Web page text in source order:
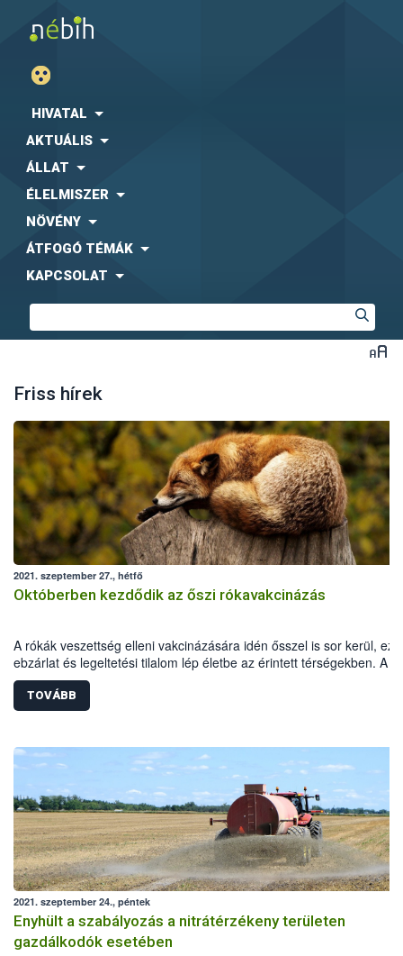
HIVATAL
AKTUÁLIS
ÁLLAT
ÉLELMISZER
NÖVÉNY
ÁTFOGÓ TÉMÁK
KAPCSOLAT
Friss hírek
2021. szeptember 27., hétfő
Októberben kezdődik az őszi rókavakcinázás
A rókák veszettség elleni vakcinázására idén ősszel is sor kerül,
ebzárlat és legeltetési tilalom lép életbe az érintett térségekben. A
repülőgépes vakcinázás 2021. október 2-16. között zajlik hazánk
keleti megyéiben.
TOVÁBB
2021. szeptember 24., péntek
Enyhült a szabályozás a nitrátérzékeny területen
gazdálkodók esetében